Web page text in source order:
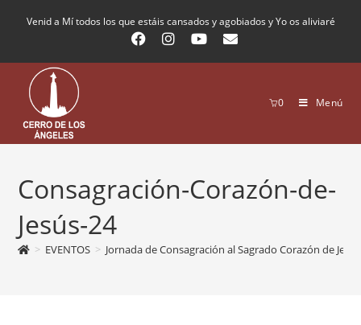
Venid a Mí todos los que estáis cansados y agobiados y Yo os aliviaré
0 Menú
Consagración-Corazón-de-
Jesús-24
> EVENTOS > Jornada de Consagración al Sagrado Corazón de Jesús